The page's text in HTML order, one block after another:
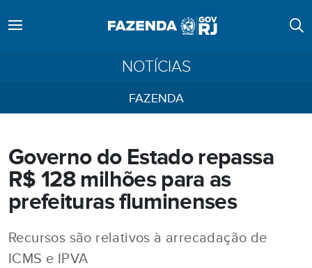
NOTÍCIAS
FAZENDA
Governo do Estado repassa
R$ 128 milhões para as
prefeituras fluminenses
Recursos são relativos à arrecadação de
ICMS e IPVA